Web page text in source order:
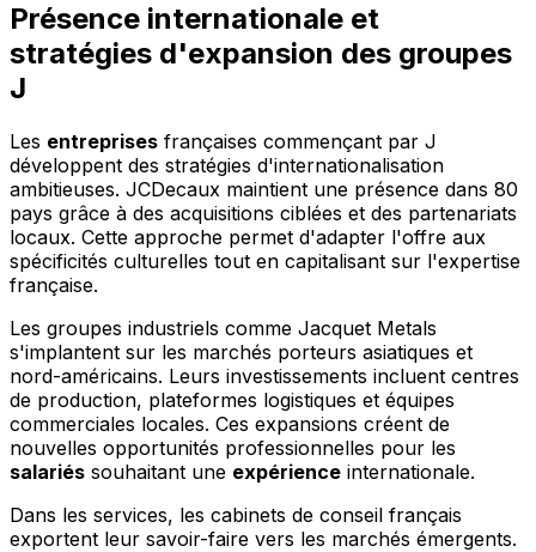
Présence internationale et
stratégies d'expansion des groupes
J
Les entreprises françaises commençant par J
développent des stratégies d'internationalisation
ambitieuses. JCDecaux maintient une présence dans 80
pays grâce à des acquisitions ciblées et des partenariats
locaux. Cette approche permet d'adapter l'offre aux
spécificités culturelles tout en capitalisant sur l'expertise
française.
Les groupes industriels comme Jacquet Metals
s'implantent sur les marchés porteurs asiatiques et
nord-américains. Leurs investissements incluent centres
de production, plateformes logistiques et équipes
commerciales locales. Ces expansions créent de
nouvelles opportunités professionnelles pour les
salariés souhaitant une expérience internationale.
Dans les services, les cabinets de conseil français
exportent leur savoir-faire vers les marchés émergents.